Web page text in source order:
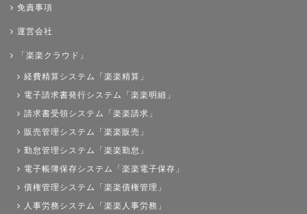
免責事項
運営会社
「楽楽クラウド」
経費精算システム「楽楽精算」
電子請求書発行システム「楽楽明細」
請求書受領システム「楽楽請求」
販売管理システム「楽楽販売」
勤怠管理システム「楽楽勤怠」
電子帳簿保存システム「楽楽電子保存」
債権管理システム「楽楽債権管理」
人事労務システム「楽楽人事労務」